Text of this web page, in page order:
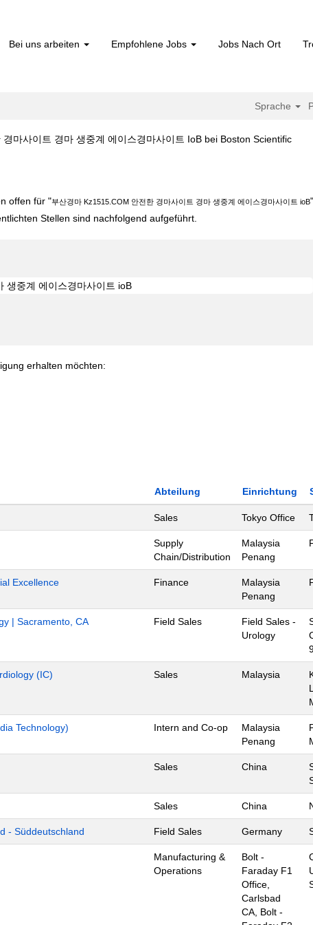
Bei uns arbeiten Empfohlene Jobs Jobs Nach Ort
Sprache
마사이트 경마 생중계 에이스경마사이트 IoB bei Boston Scientific
offen für "부산경마 Kz1515.COM 안전한 경마사이트 경마 생중계 에이스경마사이트 ioB".
Stellen sind nachfolgend aufgeführt.
erhalten möchten:
Abteilung Einrichtung
Sales Tokyo Office
Supply
Chain/Distribution
Malaysia
Penang
Excellence Finance
Malaysia
Penang
| Sacramento, CA Field Sales
Field Sales -
Urology
(IC) Sales Malaysia
Technology) Intern and Co-op
Malaysia
Penang
Sales China
Sales China
- Süddeutschland Field Sales Germany
Manufacturing &
Operations
Bolt -
Faraday F1
Office,
Carlsbad
CA, Bolt -